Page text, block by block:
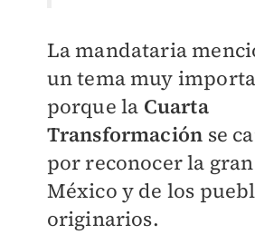
La mandataria
un tema muy
porque la Cuarta
Transformación se
por reconocer la
México y de los
originarios.